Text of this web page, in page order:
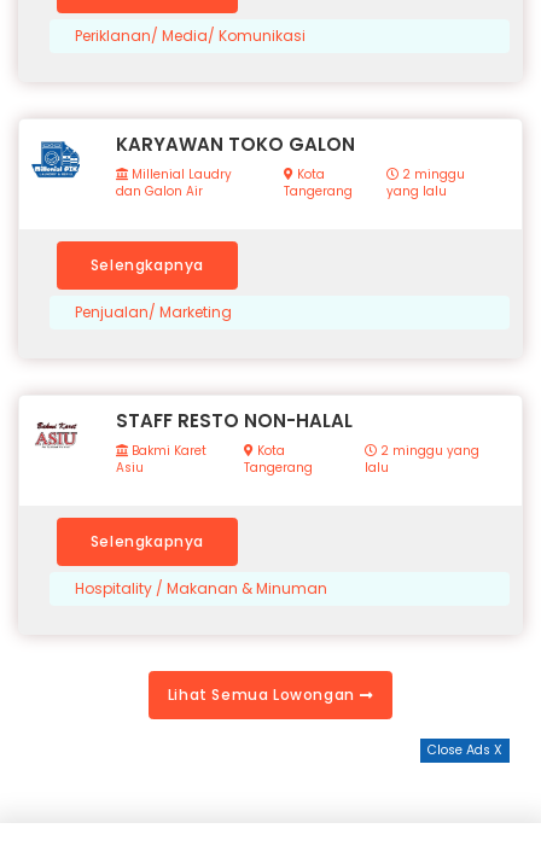
Periklanan/ Media/ Komunikasi
KARYAWAN TOKO GALON
Millenial Laudry
dan Galon Air
Kota
Tangerang
2 minggu
yang lalu
Selengkapnya
Penjualan/ Marketing
STAFF RESTO NON-HALAL
Bakmi Karet
Asiu
Kota
Tangerang
2 minggu yang
lalu
Selengkapnya
Hospitality / Makanan & Minuman
Lihat Semua Lowongan
Close Ads X